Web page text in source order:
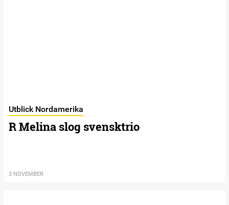
Utblick Nordamerika
R Melina slog svensktrio
3 NOVEMBER